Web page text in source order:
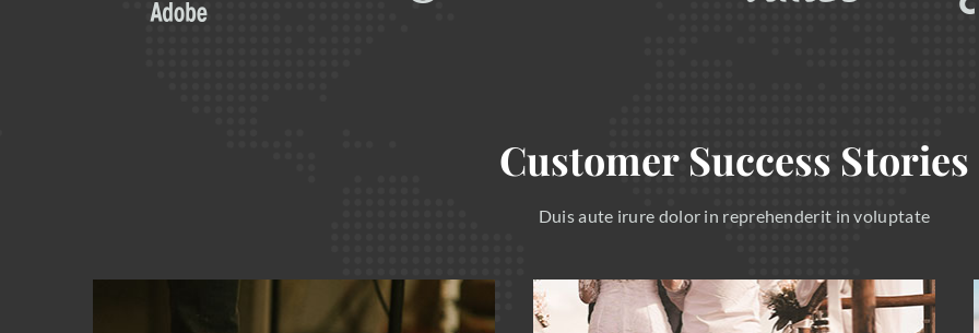
Customer Success Stories
Duis aute irure dolor in reprehenderit in voluptate